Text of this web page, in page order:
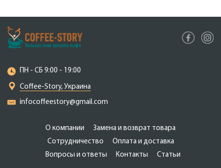
ПН - СБ 9:00 - 19:00
Coffee-Story, Украина
infocoffeestory@gmail.com
О компании
Замена и возврат товара
Сотрудничество
Оплата и доставка
Вопросы и ответы
Контакты Статьи